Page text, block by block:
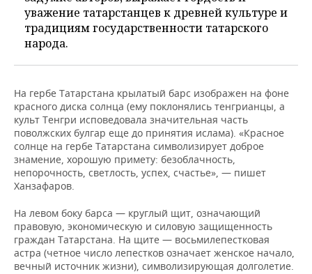
уважение татарстанцев к древней культуре и
традициям государственности татарского
народа.
На гербе Татарстана крылатый барс изображен на фоне
красного диска солнца (ему поклонялись тенгрианцы, а
культ Тенгри исповедовала значительная часть
поволжских булгар еще до принятия ислама). «Красное
солнце на гербе Татарстана символизирует доброе
знамение, хорошую примету: безоблачность,
непорочность, светлость, успех, счастье», — пишет
Ханзафаров.
На левом боку барса — круглый щит, означающий
правовую, экономическую и силовую защищенность
граждан Татарстана. На щите — восьмилепестковая
астра (четное число лепестков означает женское начало,
вечный источник жизни), символизирующая долголетие.